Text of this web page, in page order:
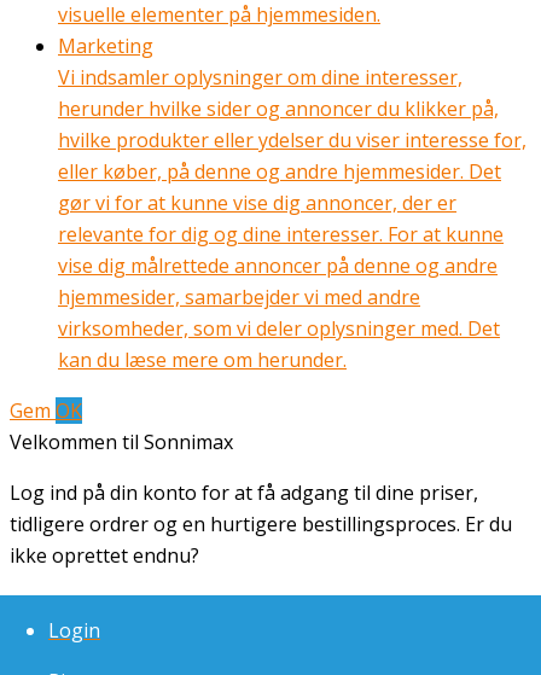
Login
visuelle elementer på hjemmesiden.
Marketing
Vi indsamler oplysninger om dine interesser,
herunder hvilke sider og annoncer du klikker på,
hvilke produkter eller ydelser du viser interesse for,
eller køber, på denne og andre hjemmesider. Det
gør vi for at kunne vise dig annoncer, der er
relevante for dig og dine interesser. For at kunne
vise dig målrettede annoncer på denne og andre
hjemmesider, samarbejder vi med andre
virksomheder, som vi deler oplysninger med. Det
kan du læse mere om herunder.
Gem OK
Velkommen til Sonnimax
Log ind på din konto for at få adgang til dine priser,
tidligere ordrer og en hurtigere bestillingsproces. Er du
ikke oprettet endnu?
Tilmeld dig på få minutter og få fuld adgang til vores
webshop.